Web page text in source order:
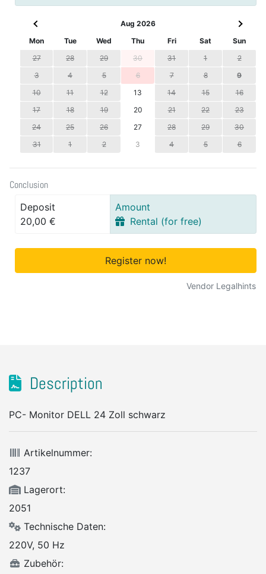
Aug 2026
Mon
Tue Wed Thu Fri Sat
Sun
27
28 29 30 31 1
2
3
4 5 6 7 8
9
10
11 12 13 14 15
16
17
18 19 20 21 22
23
24
25 26 27 28 29
30
31
1 2 3 4 5 6
Conclusion
Deposit
20,00 €
Amount
Rental (for free)
Register now!
Vendor Legalhints
Description
PC- Monitor DELL 24 Zoll schwarz
Artikelnummer:
1237
Lagerort:
2051
Technische Daten:
220V, 50 Hz
Zubehör: